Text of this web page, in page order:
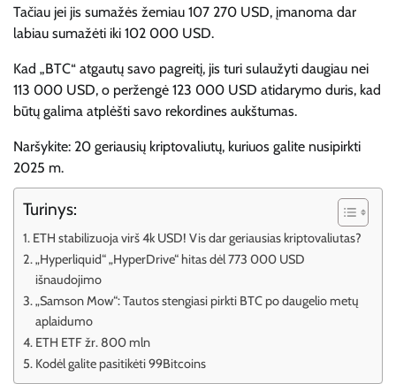
Tačiau jei jis sumažės žemiau 107 270 USD, įmanoma dar
labiau sumažėti iki 102 000 USD.
Kad „BTC“ atgautų savo pagreitį, jis turi sulaužyti daugiau nei
113 000 USD, o peržengė 123 000 USD atidarymo duris, kad
būtų galima atplėšti savo rekordines aukštumas.
Naršykite: 20 geriausių kriptovaliutų, kuriuos galite nusipirkti
2025 m.
Turinys:
ETH stabilizuoja virš 4k USD! Vis dar geriausias kriptovaliutas?
„Hyperliquid“ „HyperDrive“ hitas dėl 773 000 USD
išnaudojimo
„Samson Mow“: Tautos stengiasi pirkti BTC po daugelio metų
aplaidumo
ETH ETF žr. 800 mln
Kodėl galite pasitikėti 99Bitcoins